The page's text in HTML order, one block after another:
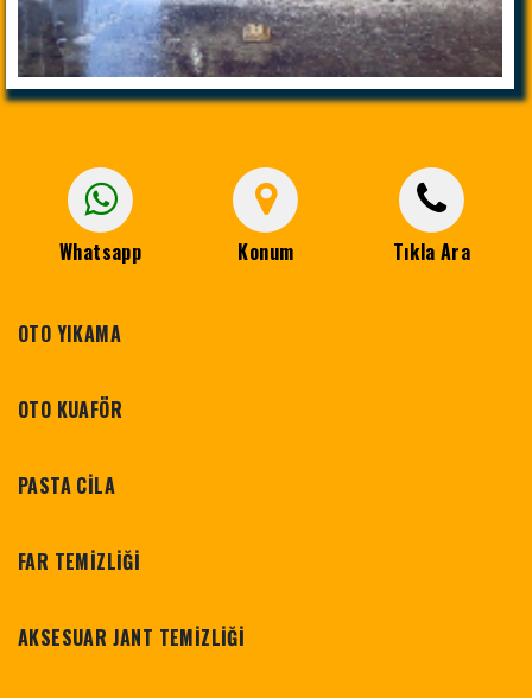
Whatsapp Konum Tıkla Ara
OTO YIKAMA
OTO KUAFÖR
PASTA CİLA
FAR TEMİZLİĞİ
AKSESUAR JANT TEMİZLİĞİ